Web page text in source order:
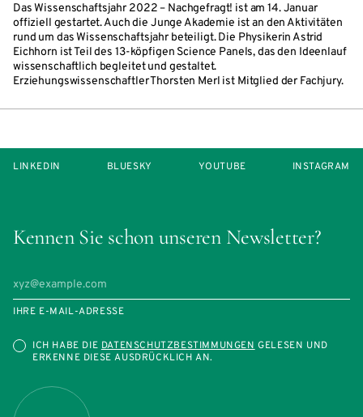
Das Wissenschaftsjahr 2022 – Nachgefragt! ist am 14. Januar
offiziell gestartet. Auch die Junge Akademie ist an den Aktivitäten
rund um das Wissenschaftsjahr beteiligt. Die Physikerin Astrid
Eichhorn ist Teil des 13-köpfigen Science Panels, das den Ideenlauf
wissenschaftlich begleitet und gestaltet.
Erziehungswissenschaftler Thorsten Merl ist Mitglied der Fachjury.
Kennen Sie schon unseren Newsletter?
IHRE E-MAIL-ADRESSE
ICH HABE DIE DATENSCHUTZBESTIMMUNGEN GELESEN UND
ERKENNE DIESE AUSDRÜCKLICH AN.
LINKEDIN BLUESKY YOUTUBE INSTAGRAM